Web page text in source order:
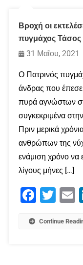
Βροχή οι
πυγμάχος
31 Μαΐου, 2021
Ο Πατρινός
άνδρας που
πυρά αγνώστων
συγκεκριμένα
Πριν μερικά
ανθρώπων της
ενάμιση χρόνο να
λίγους μήνες […]
Facebook
Twitter
Continue